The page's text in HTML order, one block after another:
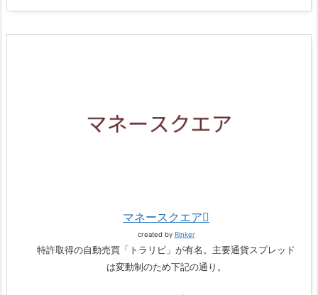
マネースクエア
created by Rinker
特許取得の自動売買「トラリピ」が有名。主要通貨スプレッド
は変動制のため下記の通り。